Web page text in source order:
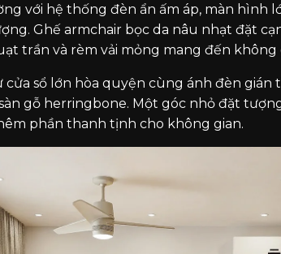
với hệ thống đèn ẩn ấm áp, màn hình
Ghế armchair bọc da nâu nhạt đặt
trần và rèm vải mỏng mang đến không
sổ lớn hòa quyện cùng ánh đèn gián
gỗ herringbone. Một góc nhỏ đặt
phần thanh tịnh cho không gian.